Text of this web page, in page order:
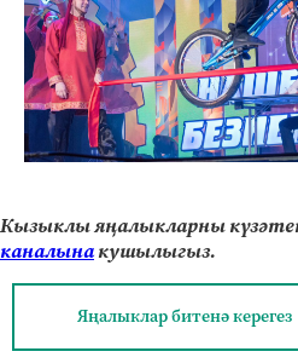
Кызыклы яңалыкларны
каналынакушылыгыз.
Яңалыклар битенә керегез